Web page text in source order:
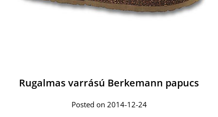
Rugalmas varrású Berkemann papucs
Posted on 2014-12-24